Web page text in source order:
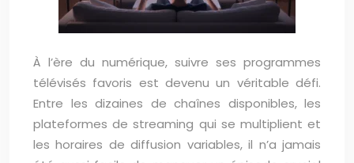
À l’ère du numérique, suivre ses programmes
télévisés favoris est devenu un véritable défi.
Entre les dizaines de chaînes disponibles, les
plateformes de streaming qui se multiplient et
les horaires de diffusion variables, il n’a jamais